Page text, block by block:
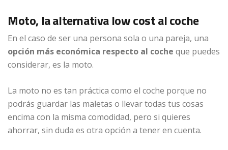
Moto, la alternativa low cost al coche
En el caso de ser una persona sola o una pareja, una
opción más económica respecto al coche que puedes
considerar, es la moto.
La moto no es tan práctica como el coche porque no
podrás guardar las maletas o llevar todas tus cosas
encima con la misma comodidad, pero si quieres
ahorrar, sin duda es otra opción a tener en cuenta.